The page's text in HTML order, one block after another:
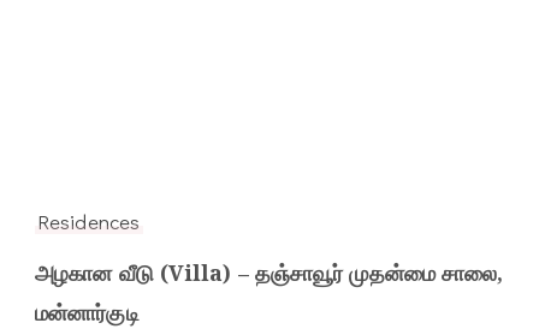
Residences
அழகான வீடு (Villa) – தஞ்சாவூர் முதன்மை சாலை,
மன்னார்குடி